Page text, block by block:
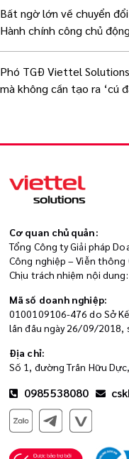
Bất ngờ lớn về chuyển
Hành chính công chủ động
Phó TGĐ Viettel
mà không cần tạo ra ‘cú
Cơ quan chủ quản:
Tổng Công ty Giải pháp
Công nghiệp – Viễn thông
Chịu trách nhiệm nội
Mã số doanh nghiệp:
0100109106-476 do Sở
lần đầu ngày 26/09/2018,
Địa chỉ:
Số 1, đường Trần Hữu
0985538080